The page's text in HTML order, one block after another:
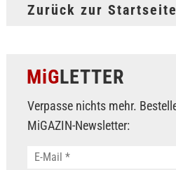
Zurück zur Startseite
MiGLETTER
Verpasse nichts mehr.
MiGAZIN-Newsletter: